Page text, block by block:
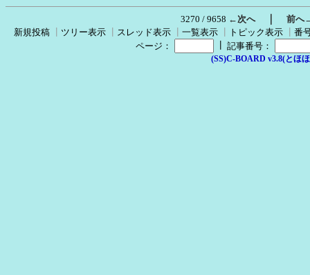
3270 / 9658 ←次へ｜ 前へ
新規投稿
ツリー表示 スレッド表示 一覧表示 トピック表示
番
ページ：
記事番号：
(SS)C-BOARD v3.8(とほ